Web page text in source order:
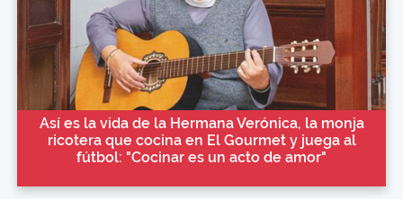
Así es la vida de la Hermana Verónica, la monja
ricotera que cocina en El Gourmet y juega al
fútbol: "Cocinar es un acto de amor"